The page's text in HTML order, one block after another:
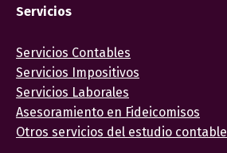
Servicios
Servicios Contables
Servicios Impositivos
Servicios Laborales
Asesoramiento en Fideicomisos
Otros servicios del estudio contable